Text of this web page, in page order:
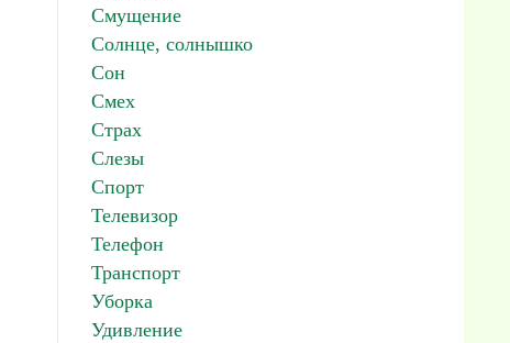
Смущение
Солнце, солнышко
Сон
Смех
Страх
Слезы
Спорт
Телевизор
Телефон
Транспорт
Уборка
Удивление